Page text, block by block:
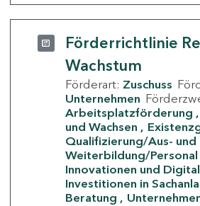
Förderrichtlinie
Wachstum
Förderart: Zuschuss
Unternehmen
Arbeitsplatzförderung
und Wachsen
Qualifizierung/Aus- und
Weiterbildung/Personal
Innovationen und
Investitionen in
Beratung